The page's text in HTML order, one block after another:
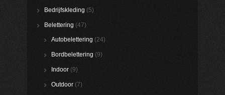
Bedrijfskleding (5)
Belettering (47)
Autobelettering (24)
Bordbelettering (9)
Indoor (9)
Outdoor (7)